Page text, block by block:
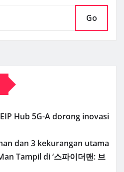
Go
Hub 5G-A dorong inovasi
dan 3 kekurangan utama
Tampil di ‘스파이더맨: 브